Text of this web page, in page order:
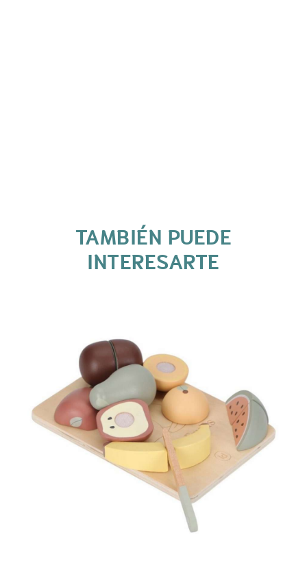
TAMBIÉN PUEDE
INTERESARTE